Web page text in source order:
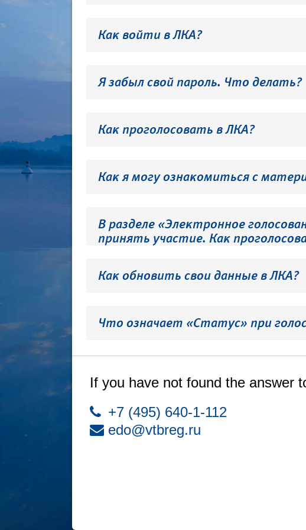
Как войти в ЛКА?
Я забыл свой пароль. Что делать?
Как проголосовать в ЛКА?
Как я могу ознакомиться с
В разделе «Электронное
принять участие. Как
Как обновить свои данные в ЛКА?
Что означает «Статус» при
If you have not found the answer
+7 (495) 640-1-112
edo@vtbreg.ru